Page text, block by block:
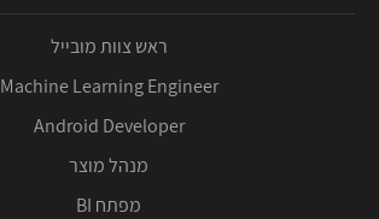
ראש צוות מובייל
Machine Learning Engineer
Android Developer
מנהל מוצר
מפתח BI